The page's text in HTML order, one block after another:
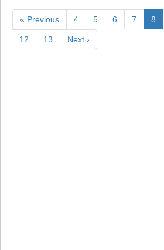
« Previous 4 5 6 7 8
12 13 Next ›